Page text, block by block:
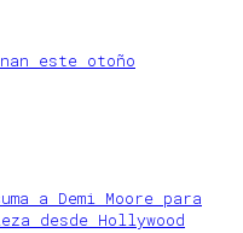
este otoño
a Demi Moore para
desde Hollywood